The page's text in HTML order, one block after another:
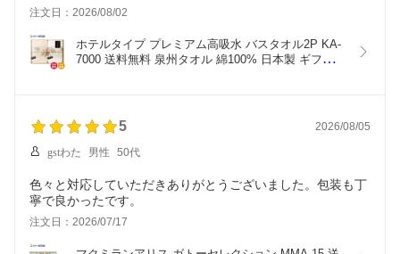
注文日：2026/08/02
ホテルタイプ プレミアム高吸水 バスタオル2P KA-
7000 送料無料 泉州タオル 綿100% 日本製 ギフト
5 2026/08/05
gstわた 男性 50代
色々と対応していただきありがとうございました。包装も丁
寧で良かったです。
注文日：2026/07/17